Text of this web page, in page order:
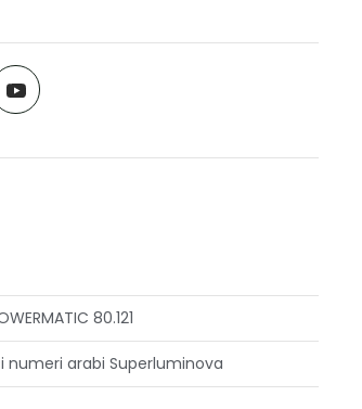
80.121
numeri arabi Superluminova